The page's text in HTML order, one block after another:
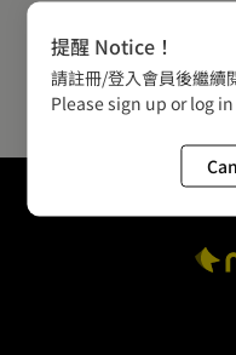
提醒 Notice！
請註冊/登入會員後繼續
Please sign up or log